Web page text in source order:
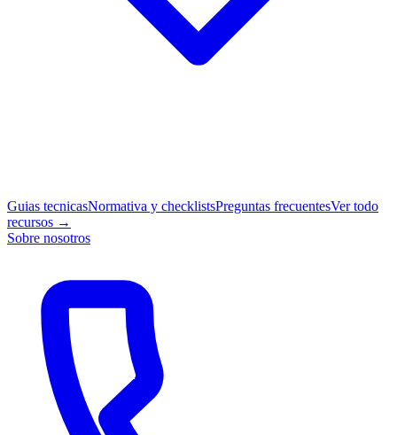
Guias tecnicasNormativa y checklistsPreguntas frecuentesVer todo
recursos →
Sobre nosotros